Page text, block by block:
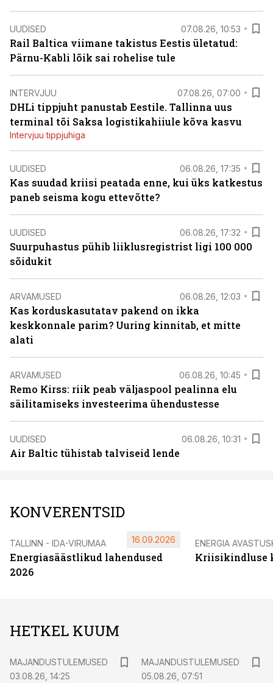
UUDISED 07.08.26, 10:53
Rail Baltica viimane takistus Eestis ületatud:
Pärnu-Kabli lõik sai rohelise tule
INTERVJUU 07.08.26, 07:00
DHLi tippjuht panustab Eestile. Tallinna uus
terminal tõi Saksa logistikahiiule kõva kasvu
Intervjuu tippjuhiga
UUDISED 06.08.26, 17:35
Kas suudad kriisi peatada enne, kui üks katkestus
paneb seisma kogu ettevõtte?
UUDISED 06.08.26, 17:32
Suurpuhastus pühib liiklusregistrist ligi 100 000
sõidukit
ARVAMUSED 06.08.26, 12:03
Kas korduskasutatav pakend on ikka
keskkonnale parim? Uuring kinnitab, et mitte
alati
ARVAMUSED 06.08.26, 10:45
Remo Kirss: riik peab väljaspool pealinna elu
säilitamiseks investeerima ühendustesse
UUDISED 06.08.26, 10:31
Air Baltic tühistab talviseid lende
KONVERENTSID
TALLINN - IDA-VIRUMAA
Energiasäästlikud lahendused
2026
16.09.2026 ENERGIA
Kriisikindluse
HETKEL KUUM
MAJANDUSTULEMUSED
03.08.26, 14:25
MAJANDUSTULEMUSED
05.08.26, 07:51